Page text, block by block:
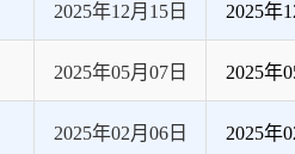
2025年12月15日 2025年
2025年05月07日 2025年
2025年02月06日 2025年